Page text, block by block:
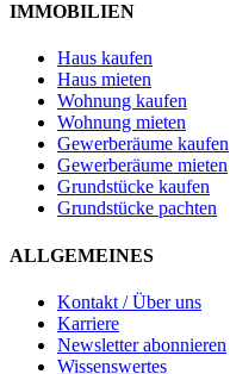
IMMOBILIEN
Haus kaufen
Haus mieten
Wohnung kaufen
Wohnung mieten
Gewerberäume kaufen
Gewerberäume mieten
Grundstücke kaufen
Grundstücke pachten
ALLGEMEINES
Kontakt / Über uns
Karriere
Newsletter abonnieren
Wissenswertes